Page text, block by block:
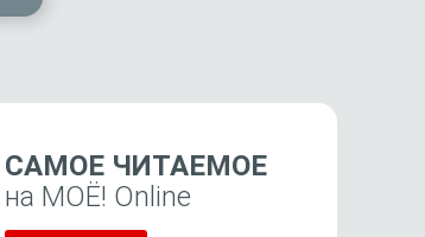
САМОЕ ЧИТАЕМОЕ
на МОЁ! Online